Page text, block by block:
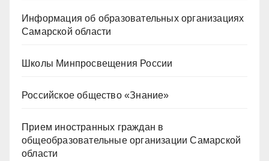
Информация об образовательных организациях
Самарской области
Школы Минпросвещения России
Российское общество «Знание»
Прием иностранных граждан в
общеобразовательные организации Самарской
области